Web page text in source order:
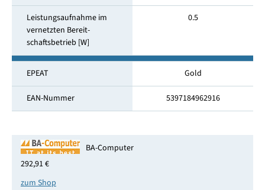
Leistungsaufnahme im
vernetzten Bereit­
schaftsbetrieb [W]
0.5
EPEAT Gold
EAN-Nummer 5397184962916
BA-Computer
292,91 €
zum Shop